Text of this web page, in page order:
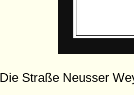
Die Straße Neusser